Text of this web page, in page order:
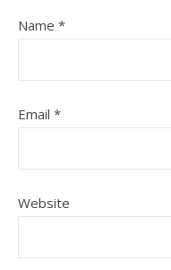
Name *
Email *
Website